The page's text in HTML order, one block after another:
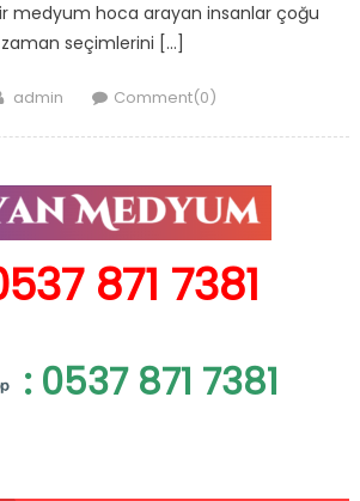
medyum hoca arayan insanlar çoğu
zaman seçimlerini […]
Author
admin Comment(0)
871 7381
: 0537 871 7381